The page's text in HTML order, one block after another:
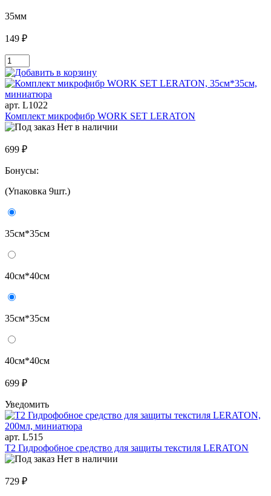
35мм
149 ₽
арт. L1022
Комплект микрофибр WORK SET LERATON
Нет в наличии
699 ₽
Бонусы:
(Упаковка 9шт.)
35см*35см
40см*40см
35см*35см
40см*40см
699 ₽
Уведомить
арт. L515
T2 Гидрофобное средство для защиты текстиля LERATON
Нет в наличии
729 ₽